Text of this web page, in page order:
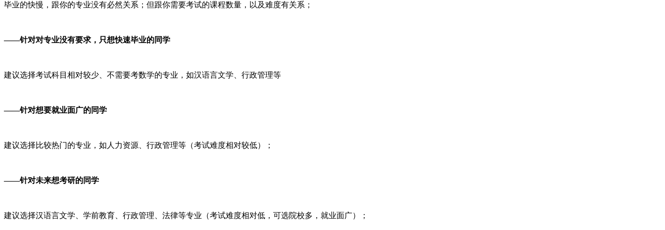
毕业的快慢，跟你的专业没有必然关系；但跟你需要考试的课程数量，以及难度有关系；
——针对对专业没有要求，只想快速毕业的同学
建议选择考试科目相对较少、不需要考数学的专业，如汉语言文学、行政管理等
——针对想要就业面广的同学
建议选择比较热门的专业，如人力资源、行政管理等（考试难度相对较低）；
——针对未来想考研的同学
建议选择汉语言文学、学前教育、行政管理、法律等专业（考试难度相对低，可选院校多，就业面广）；